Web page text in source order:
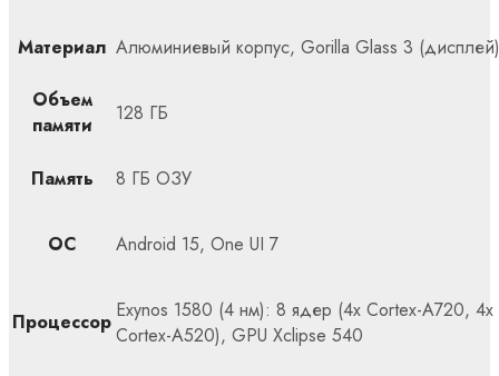
Материал Алюминиевый корпус, Gorilla Glass 3 (дисплей)
Объем
памяти
128 ГБ
Память 8 ГБ ОЗУ
ОС Android 15, One UI 7
Процессор Exynos 1580 (4 нм): 8 ядер (4x Cortex-A720, 4x
Cortex-A520), GPU Xclipse 540